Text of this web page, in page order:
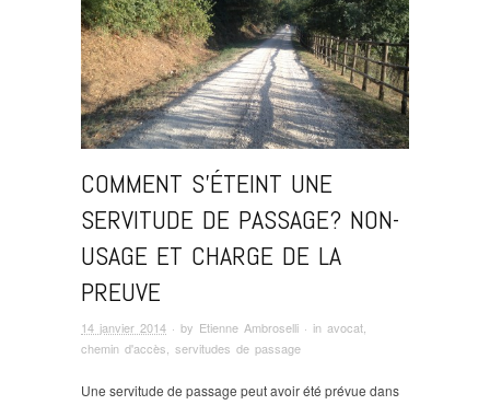
COMMENT S’ÉTEINT UNE
SERVITUDE DE PASSAGE? NON-
USAGE ET CHARGE DE LA
PREUVE
14 janvier 2014 · by Etienne Ambroselli · in avocat
chemin d'accès servitudes de passage
Une servitude de passage peut avoir été prévue dans